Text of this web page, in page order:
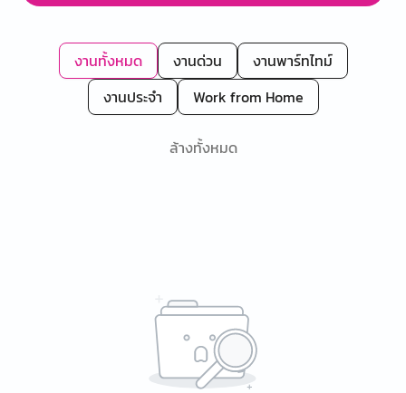
งานทั้งหมด งานด่วน
งานพาร์ทไทม์
งานประจำ
Work from Home
ล้างทั้งหมด